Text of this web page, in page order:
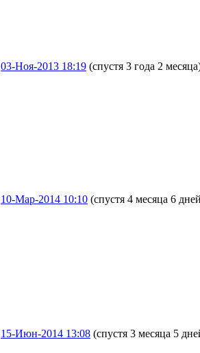
03-Ноя-2013 18:19 (спустя 3 года 2
10-Мар-2014 10:10 (спустя 4 месяца 6
15-Июн-2014 13:08 (спустя 3 месяца 5